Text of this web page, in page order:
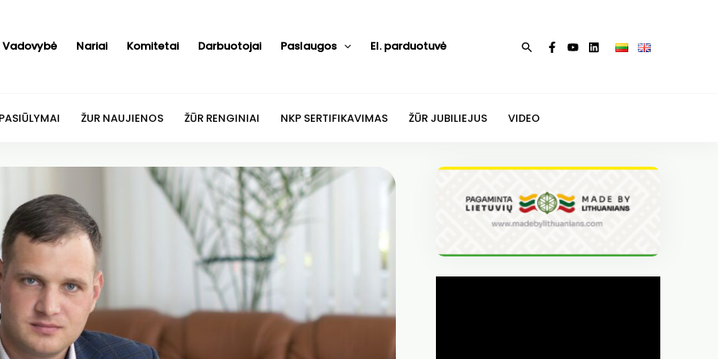
Vadovybė Nariai Komitetai Darbuotojai Paslaugos El. parduotuvė Paieška
ŽUR NAUJIENOS ŽŪR RENGINIAI NKP SERTIFIKAVIMAS ŽŪR JUBILIEJUS VIDEO